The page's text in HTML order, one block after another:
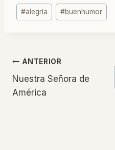
Etiquetas
de
#alegría #buenhumor
Navegación
de
ANTERIOR
Nuestra Señora de
América